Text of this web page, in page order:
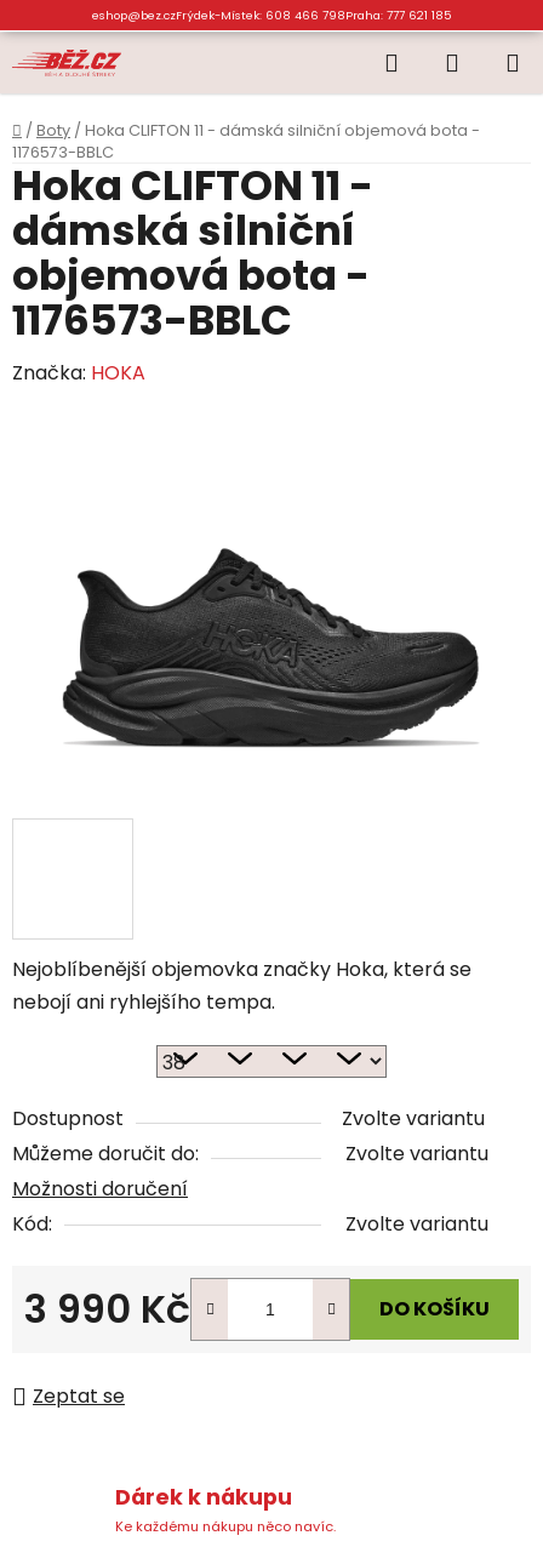
na
obsah
eshop@bez.czFrýdek-Místek: 608 466 798Praha: 777 621 185
Hledat
KOŠÍK
Domů
/ Boty / Hoka CLIFTON 11 - dámská silniční objemová bota -
1176573-BBLC
Nejoblíbenější objemovka značky Hoka, která se
nebojí ani ryhlejšího tempa.
Dostupnost
Zvolte variantu
Můžeme doručit do:
Zvolte variantu
Možnosti doručení
Kód:
Zvolte variantu
3 990 Kč DO KOŠÍKU
Zeptat se
Hoka CLIFTON 11 -
dámská silniční
objemová bota -
1176573-BBLC
Značka: HOKA
Dárek k nákupu
Ke každému nákupu něco navíc.